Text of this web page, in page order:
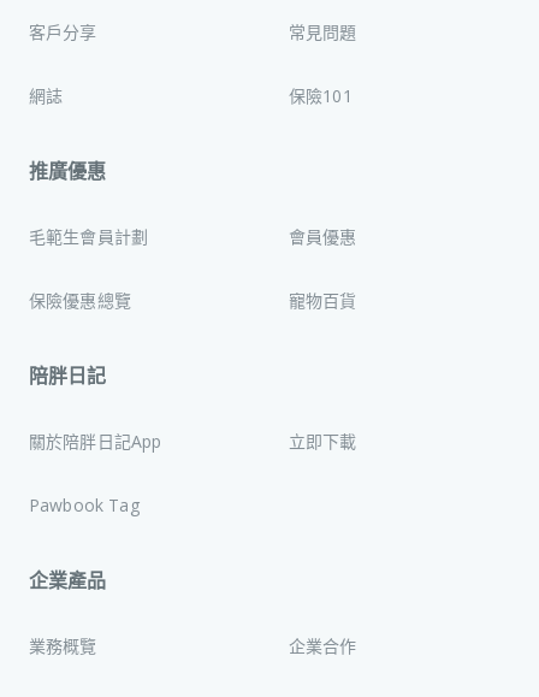
客戶分享 常見問題
網誌 保險101
推廣優惠
毛範生會員計劃 會員優惠
保險優惠總覽 寵物百貨
陪胖日記
關於陪胖日記App 立即下載
Pawbook Tag
企業產品
業務概覽 企業合作